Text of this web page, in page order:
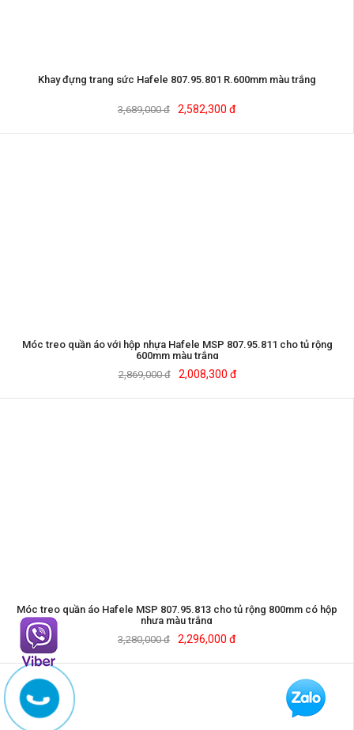
Khay đựng trang sức Hafele 807.95.801 R.600mm màu trắng
3,689,000 đ 2,582,300 đ
Móc treo quần áo với hộp nhựa Hafele MSP 807.95.811 cho tủ rộng
600mm màu trắng
2,869,000 đ
2,008,300 đ
Móc treo quần áo Hafele MSP 807.95.813 cho tủ rộng 800mm có hộp
nhựa màu trắng
3,280,000 đ
2,296,000 đ